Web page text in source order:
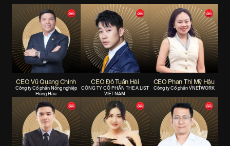
CEO Vũ Quang Chính
Công ty Cổ phần Nông nghiệp
Hùng Hậu
CEO Đỗ Tuấn Hải
CÔNG TY CỔ PHẦN THE A LIST
VIỆT NAM
CEO Phan Thị Mỹ Hậu
Công ty Cổ phần VNETWORK